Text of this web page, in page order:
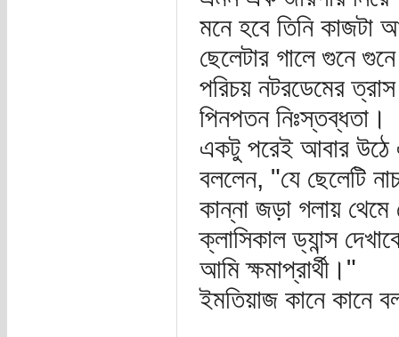
মনে হবে তিনি কাজটা
ছেলেটার গালে গুনে
পরিচয় নটরডেমের
পিনপতন নিঃস্তব্ধতা।
একটু পরেই আবার উঠে
বললেন, "যে ছেলেটি
কান্না জড়া গলায়
ক্লাসিকাল ড্যান্স
আমি ক্ষমাপ্রার্থী।"
ইমতিয়াজ কানে কানে